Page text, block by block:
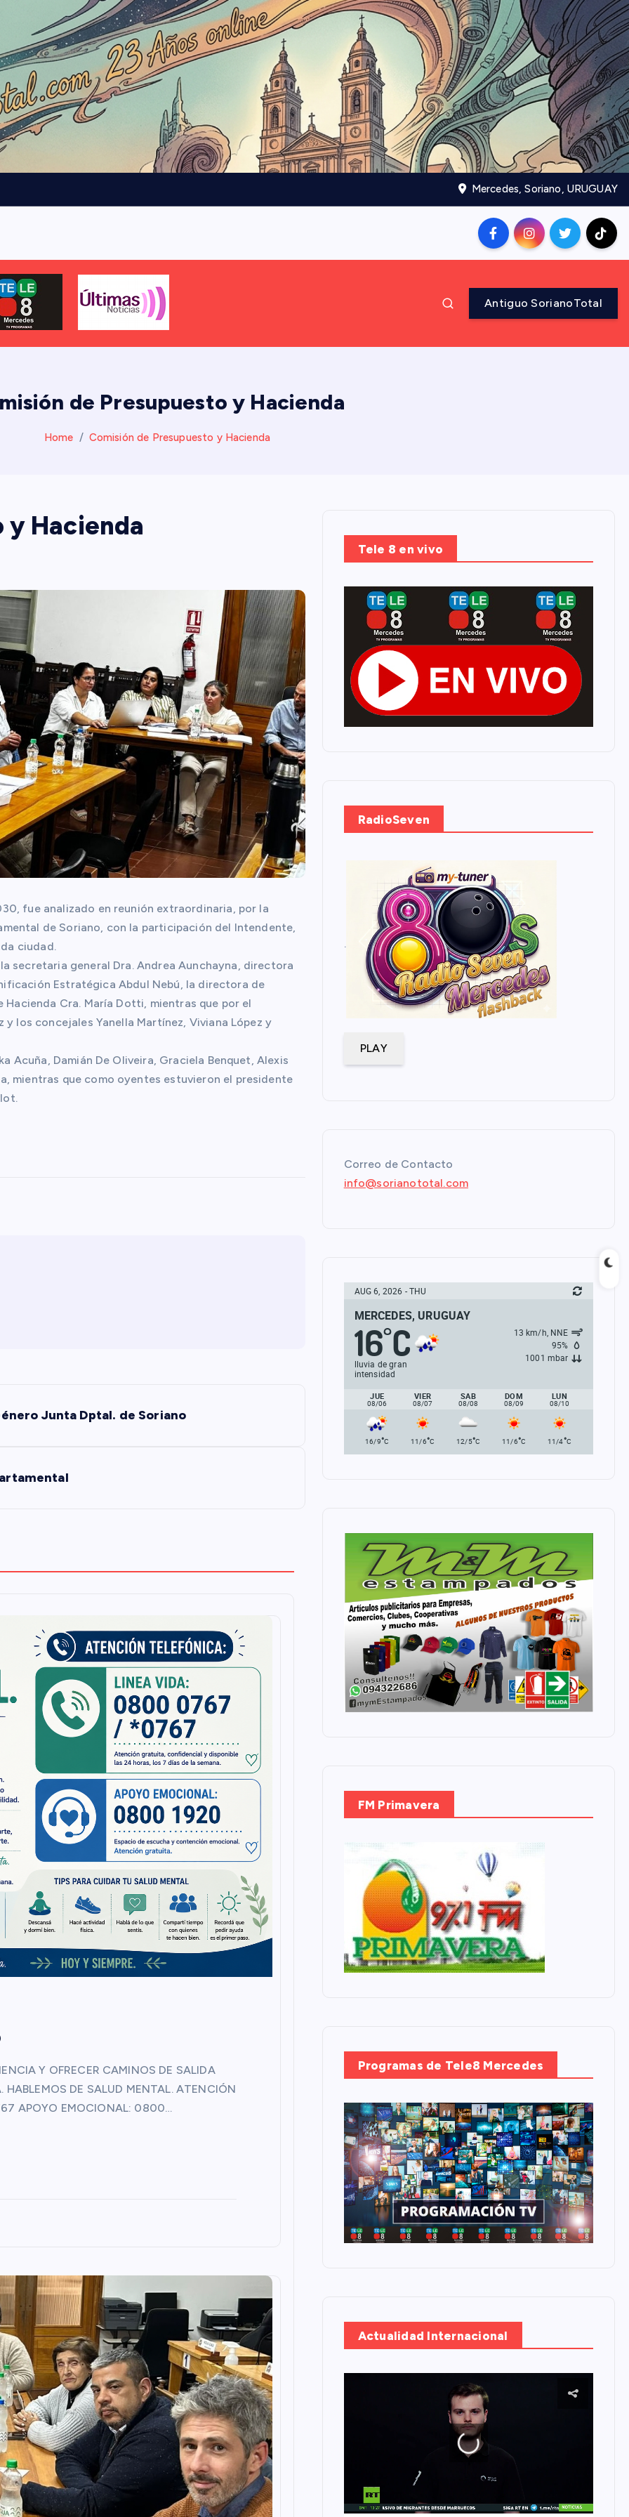
Mercedes, Soriano, URUGUAY
Antiguo SorianoTotal
de Presupuesto y Hacienda
Home Comisión de Presupuesto y Hacienda
y Hacienda
fue analizado en reunión extraordinaria, por la
de Soriano, con la participación del Intendente,
ciudad.
secretaria general Dra. Andrea Aunchayna, directora
Estratégica Abdul Nebú, la directora de
Cra. María Dotti, mientras que por el
los concejales Yanella Martínez, Viviana López y
Acuña, Damián De Oliveira, Graciela Benquet, Alexis
mientras que como oyentes estuvieron el presidente
Junta Dptal. de Soriano
Y OFRECER CAMINOS DE SALIDA
DE SALUD MENTAL. ATENCIÓN
APOYO EMOCIONAL: 0800…
Tele 8 en vivo
RadioSeven
.
PLAY
Correo de Contacto
info@sorianototal.com
AUG 6, 2026 - THU
MERCEDES, URUGUAY
16°C
lluvia de gran
intensidad
13 km/h, NNE
95%
1001 mbar
JUE
08/06
VIER
08/07
SAB
08/08
DOM
08/09
LUN
08/10
16/9°C 11/6°C 12/5°C 11/6°C 11/4°C
FM Primavera
Programas de Tele8 Mercedes
Actualidad Internacional